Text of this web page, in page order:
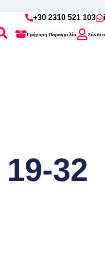
+30 2310 521 103
Γρήγορη Παραγγελία
32